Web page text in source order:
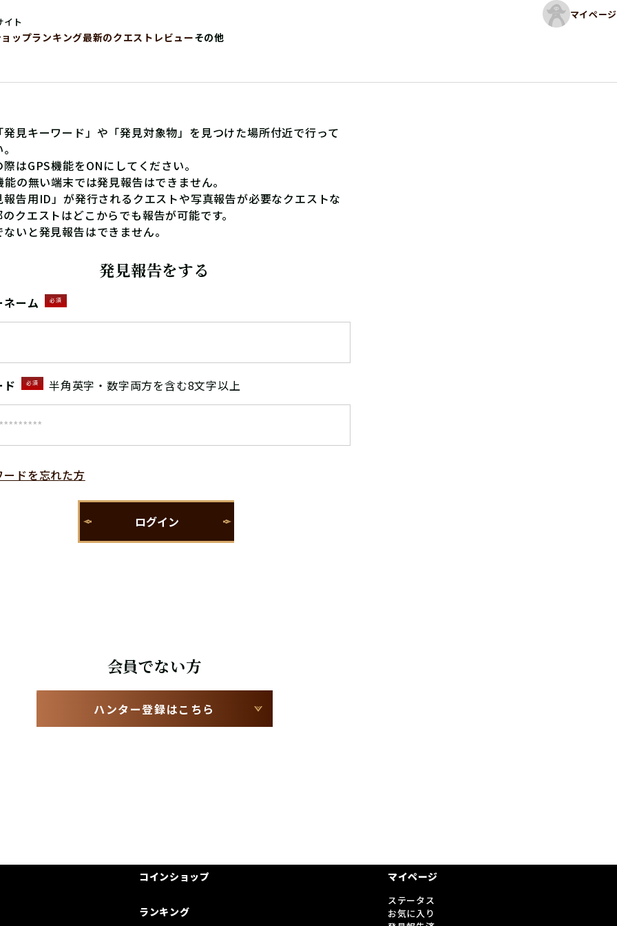
イト
マイページ
ップランキング最新のクエストレビューその他
発見キーワード」や「発見対象物」を見つけた場所付近で行って
はGPS機能をONにしてください。
の無い端末では発見報告はできません。
告用ID」が発行されるクエストや写真報告が必要なクエストな
のクエストはどこからでも報告が可能です。
いと発見報告はできません。
発見報告をする
ネーム 必須
ド 必須 半角英字・数字両方を含む8文字以上
ードを忘れた方
会員でない方
ハンター登録はこちら
コインショップ
ランキング
マイページ
ステータス
お気に入り